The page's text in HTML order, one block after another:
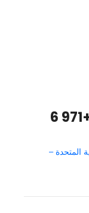
حضانة ديربي – الفجيرة – +971 6
المتحدة –